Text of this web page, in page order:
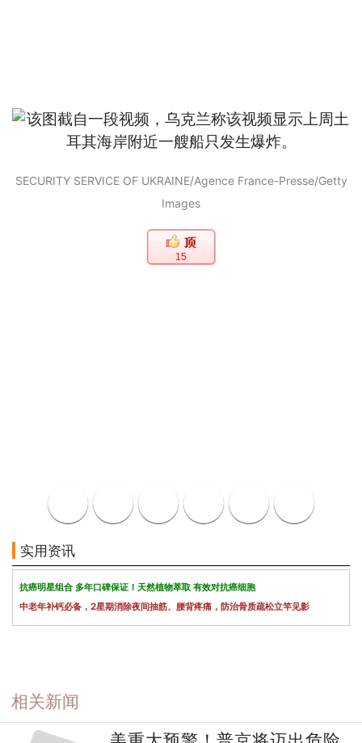
SECURITY SERVICE OF UKRAINE/Agence France-Presse/Getty
Images
15
实用资讯
抗癌明星组合 多年口碑保证！天然植物萃取 有效对抗癌细胞
中老年补钙必备，2星期消除夜间抽筋、腰背疼痛，防治骨质疏松立竿见影
相关新闻